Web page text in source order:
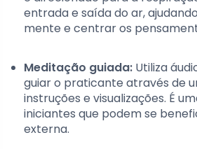
entrada e saída do ar,
mente e centrar os
Meditação guiada: Utiliza
guiar o praticante através de
instruções e visualizações. É
iniciantes que podem se
externa.